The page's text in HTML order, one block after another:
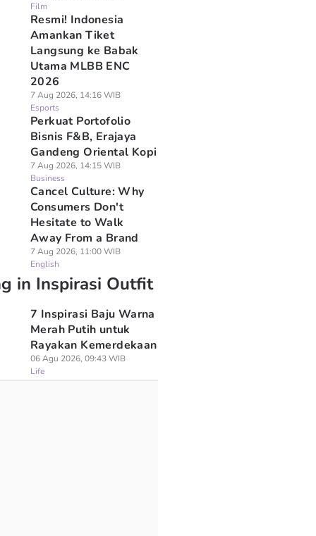
Film
Resmi! Indonesia
Amankan Tiket
Langsung ke Babak
Utama MLBB ENC
2026
7 Aug 2026, 14:16 WIB
Esports
Perkuat Portofolio
Bisnis F&B, Erajaya
Gandeng Oriental Kopi
7 Aug 2026, 14:15 WIB
Business
Cancel Culture: Why
Consumers Don't
Hesitate to Walk
Away From a Brand
7 Aug 2026, 11:00 WIB
English
in Inspirasi Outfit
7 Inspirasi Baju Warna
Merah Putih untuk
Rayakan Kemerdekaan
06 Agu 2026, 09:43 WIB
Life